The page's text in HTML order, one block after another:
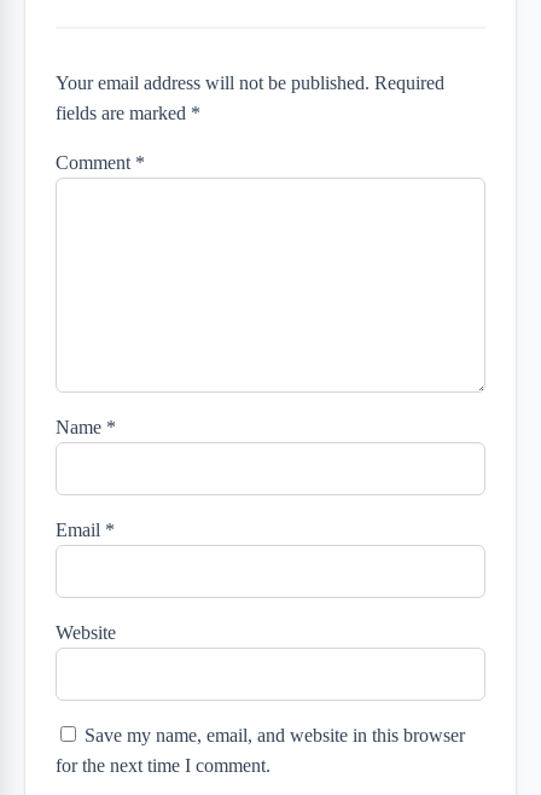
Your email address will not be published. Required
fields are marked *
Comment *
Name *
Email *
Website
Save my name, email, and website in this browser
for the next time I comment.